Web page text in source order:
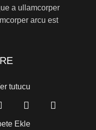
a ullamcorper
arcu est
Ekle